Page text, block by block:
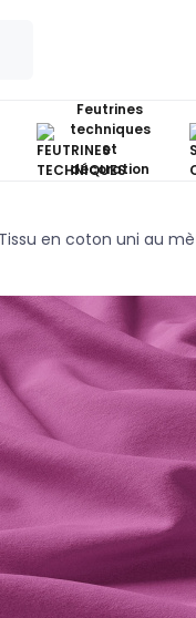
Feutrines
techniques
et
décoration
Tissu en coton uni au